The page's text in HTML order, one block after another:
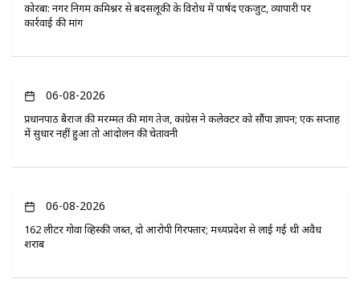
कोरबा: नगर निगम कमिश्नर से बदसलूकी के विरोध में पार्षद एकजुट, व्यापारी पर
कार्रवाई की मांग
06-08-2026
प्रधानपाठ बैराज की मरम्मत की मांग तेज, कांग्रेस ने कलेक्टर को सौंपा ज्ञापन; एक सप्ताह
में सुधार नहीं हुआ तो आंदोलन की चेतावनी
06-08-2026
162 लीटर गोवा व्हिस्की जब्त, दो आरोपी गिरफ्तार; मध्यप्रदेश से लाई गई थी अवैध
शराब